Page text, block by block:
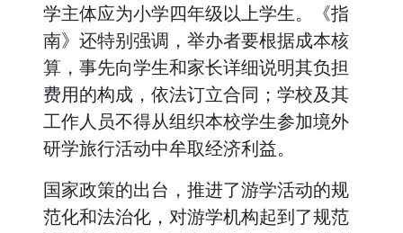
学主体应为小学四年级以上学生。《指
南》还特别强调，举办者要根据成本核
算，事先向学生和家长详细说明其负担
费用的构成，依法订立合同；学校及其
工作人员不得从组织本校学生参加境外
研学旅行活动中牟取经济利益。
国家政策的出台，推进了游学活动的规
范化和法治化，对游学机构起到了规范